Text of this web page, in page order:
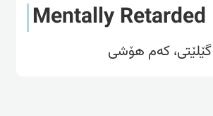
Mentally Retarded
گێلێتی، کەم هۆشی